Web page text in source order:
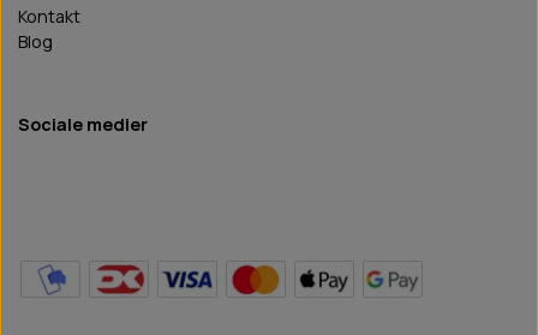
Kontakt
Blog
Sociale medier